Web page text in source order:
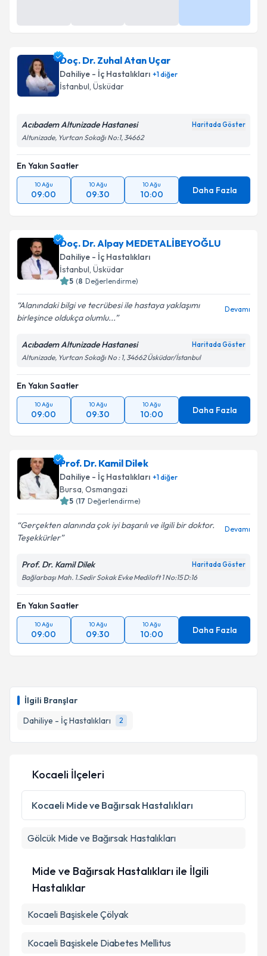
İlgili Branşlar
Dahiliye - İç Hastalıkları
2
Doç. Dr. Zuhal Atan Uçar
Dahiliye - İç Hastalıkları diğer
İstanbul, Üsküdar
Acıbadem Altunizade Hastanesi
Altunizade, Yurtcan Sokağı No:1, 34662
En Yakın Saatler
10 Ağu
09:00
10 Ağu
09:30
10 Ağu
10:00 Daha Fazla
Doç. Dr. Alpay MEDETALİBEYOĞLU
Dahiliye - İç Hastalıkları
İstanbul, Üsküdar
( Değerlendirme)
Alanındaki bilgi ve tecrübesi ile hastaya yaklaşımı
birleşince oldukça olumlu...
Acıbadem Altunizade Hastanesi
Altunizade, Yurtcan Sokağı No : 1, 34662 Üsküdar/İstanbul
En Yakın Saatler
10 Ağu
09:00
10 Ağu
09:30
10 Ağu
10:00 Daha Fazla
Prof. Dr. Kamil Dilek
Dahiliye - İç Hastalıkları diğer
Bursa, Osmangazi
( Değerlendirme)
Gerçekten alanında çok iyi başarılı ve ilgili bir doktor.
Teşekkürler
Prof. Dr. Kamil Dilek
Bağlarbaşı Mah. 1.Sedir Sokak Evke Mediloft 1 No:15 D:16
En Yakın Saatler
10 Ağu
09:00
10 Ağu
09:30
10 Ağu
10:00 Daha Fazla
Kocaeli İlçeleri
Kocaeli Mide ve Bağırsak Hastalıkları
Gölcük Mide ve Bağırsak Hastalıkları
Mide ve Bağırsak Hastalıkları ile İlgili
Hastalıklar
Kocaeli Başiskele Çölyak
Kocaeli Başiskele Diabetes Mellitus